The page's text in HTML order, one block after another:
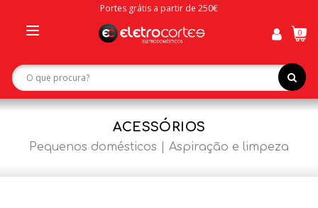
Portes grátis a partir de 250€
navigation
0
ACESSÓRIOS
Pequenos domésticos Aspiração e limpeza